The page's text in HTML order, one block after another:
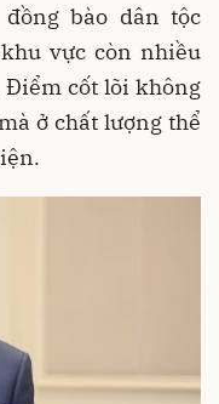
bào dân tộc
vực còn nhiều
cốt lõi không
ở chất lượng thể